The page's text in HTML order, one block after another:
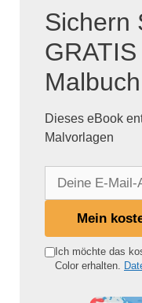
Sichern
Malbuch
Dieses eBook
Malvorlagen
e
Mein
Ich möchte das
Color erhalten.